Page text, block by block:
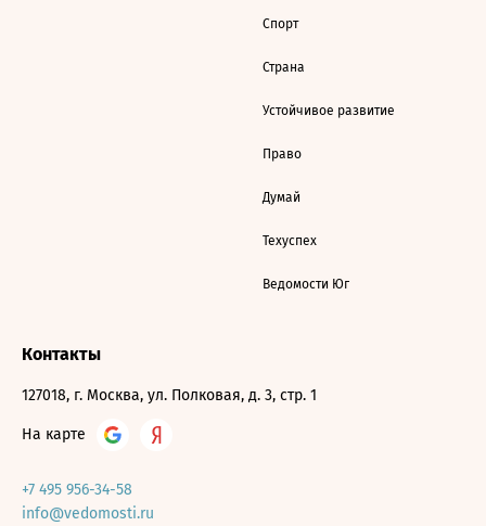
Спорт
Страна
Устойчивое развитие
Право
Думай
Техуспех
Ведомости Юг
Контакты
127018, г. Москва, ул. Полковая, д. 3, стр. 1
На карте
+7 495 956-34-58
info@vedomosti.ru